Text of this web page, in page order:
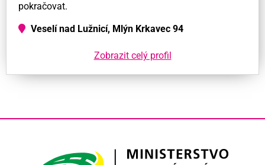
pokračovat.
Veselí nad Lužnicí, Mlýn Krkavec 94
Zobrazit celý profil